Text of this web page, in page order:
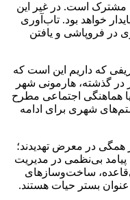
مشترک است. در غیر این
خواهد بود. تاب‌آوری
در فروپاشی و یافتن
که داریم این است که
در گذشته، هارمونی شهر
هماهنگی اجتماعی مطرح
شهری برای ادامه
همگی در معرض تهدیدند؛
پیامد بی‌نظمی در مدیریت
ساخت‌وسازهای
عنوان بستر حیات هستند.